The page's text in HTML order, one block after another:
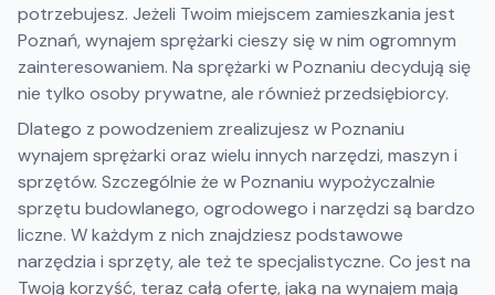
potrzebujesz. Jeżeli Twoim miejscem zamieszkania jest
Poznań, wynajem sprężarki cieszy się w nim ogromnym
zainteresowaniem. Na sprężarki w Poznaniu decydują się
nie tylko osoby prywatne, ale również przedsiębiorcy.
Dlatego z powodzeniem zrealizujesz w Poznaniu
wynajem sprężarki oraz wielu innych narzędzi, maszyn i
sprzętów. Szczególnie że w Poznaniu wypożyczalnie
sprzętu budowlanego, ogrodowego i narzędzi są bardzo
liczne. W każdym z nich znajdziesz podstawowe
narzędzia i sprzęty, ale też te specjalistyczne. Co jest na
Twoją korzyść, teraz całą ofertę, jaką na wynajem mają